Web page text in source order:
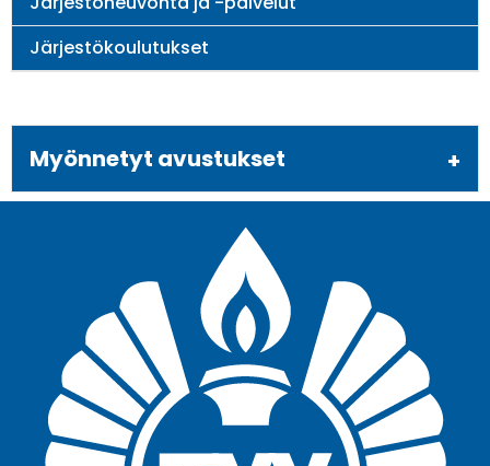
Järjestökoulutukset
Myönnetyt avustukset